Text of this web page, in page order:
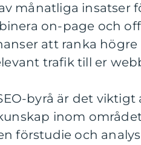
månatliga insatser
on-page och
att ranka
trafik till er
byrå är det
inom
förstudie och